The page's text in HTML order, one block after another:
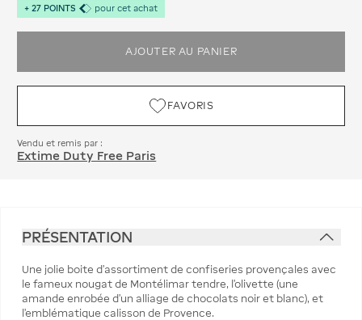
+ 27 POINTS pour cet achat
AJOUTER AU PANIER
FAVORIS
Vendu et remis par :
Extime Duty Free Paris
PRÉSENTATION
Une jolie boite d'assortiment de confiseries provençales avec
le fameux nougat de Montélimar tendre, l'olivette (une
amande enrobée d'un alliage de chocolats noir et blanc), et
l'emblématique calisson de Provence.